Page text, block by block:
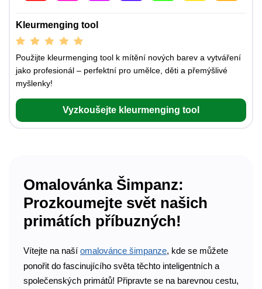
Kleurmenging tool
Použijte kleurmenging tool k mítění nových barev a vytváření
jako profesionál – perfektní pro umělce, děti a přemýšlivé
myšlenky!
Vyzkoušejte kleurmenging tool
Omalovánka Šimpanz:
Prozkoumejte svět našich
primátích příbuzných!
Vítejte na naší omalovánce šimpanze, kde se můžete
ponořit do fascinujícího světa těchto inteligentních a
společenských primátů! Připravte se na barevnou cestu,